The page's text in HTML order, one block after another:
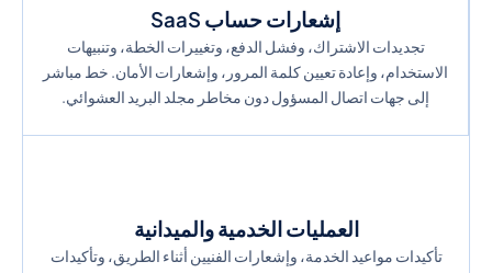
إشعارات حساب SaaS
تجديدات الاشتراك، وفشل الدفع، وتغييرات الخطة، وتنبيهات
الاستخدام، وإعادة تعيين كلمة المرور، وإشعارات الأمان. خط مباشر
إلى جهات اتصال المسؤول دون مخاطر مجلد البريد العشوائي.
العمليات الخدمية والميدانية
تأكيدات مواعيد الخدمة، وإشعارات الفنيين أثناء الطريق، وتأكيدات